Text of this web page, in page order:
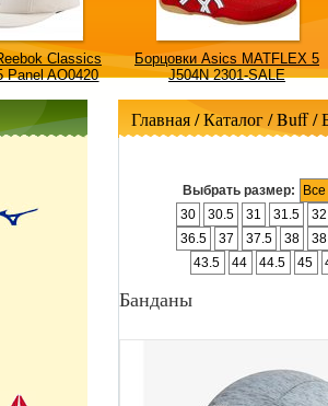
Classics
Panel AO0420
Борцовки Asics MATFLEX 5
J504N 2301-SALE
Главная/ Каталог /Buff/
Выбрать размер:
30
30.5 31 31.5
32
36.5
37 37.5 38
43.5
44 44.5 45
Банданы